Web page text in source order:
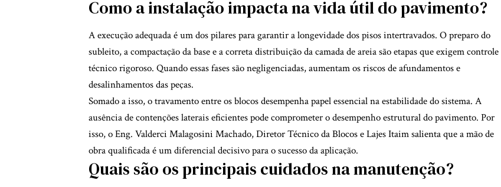
Como a instalação impacta na vida útil do pavimento?
A execução adequada é um dos pilares para garantir a longevidade dos pisos intertravados. O preparo do
subleito, a compactação da base e a correta distribuição da camada de areia são etapas que exigem controle
técnico rigoroso. Quando essas fases são negligenciadas, aumentam os riscos de afundamentos e
desalinhamentos das peças.
Somado a isso, o travamento entre os blocos desempenha papel essencial na estabilidade do sistema. A
ausência de contenções laterais eficientes pode comprometer o desempenho estrutural do pavimento. Por
isso, o Eng. Valderci Malagosini Machado, Diretor Técnico da Blocos e Lajes Itaim salienta que a mão de
obra qualificada é um diferencial decisivo para o sucesso da aplicação.
Quais são os principais cuidados na manutenção?